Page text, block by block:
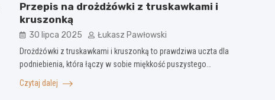
Przepis na drożdżówki z truskawkami i
kruszonką
30 lipca 2025 Łukasz Pawłowski
Drożdżówki z truskawkami i kruszonką to prawdziwa uczta dla
podniebienia, która łączy w sobie miękkość puszystego…
Czytaj dalej